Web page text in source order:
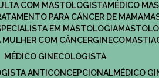
COM MASTOLOGISTA MÉDICO
PARA CÂNCER DE MAMA
EM MASTOLOGIA
MULHER COM CÂNCER GINECOMASTIA
MÉDICO GINECOLOGISTA
ANTICONCEPCIONAL
MÉDICO